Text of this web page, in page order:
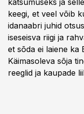
katsumuseks ja
keegi, et veel võib
idanaabri juhid
iseseisva riigi ja
et sõda ei laiene ka
Käimasoleva sõja
reeglid ja kaupade